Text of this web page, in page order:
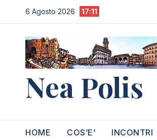
al
contenuto
6 Agosto 2026 17:11
Nea Polis
HOME COS’E’ INCONTRI